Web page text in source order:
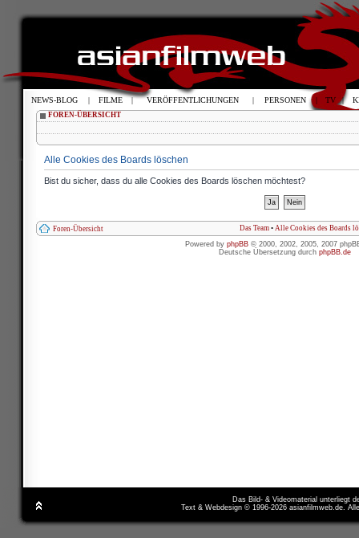
FOREN-ÜBERSICHT
Alle Cookies des Boards löschen
Bist du sicher, dass du alle Cookies des Boards löschen möchtest?
Foren-Übersicht Das Team • Alle Cookies des Boards
Powered by phpBB © 2000, 2002, 2005, 2007
Deutsche Übersetzung durch phpBB.de
Das Bild- & Videomaterial unterliegt
Text & Webdesign © 1996-2026 asianfilmweb.de.
NEWS-BLOG | FILME | VERÖFFENTLICHUNGEN | PERSONEN | TV |